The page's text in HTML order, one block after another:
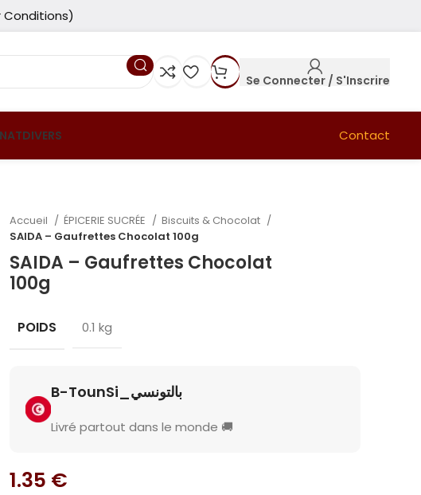
Conditions)
Se Connecter / S'Inscrire
DIVERS Contact
Accueil ÉPICERIE SUCRÉE
Biscuits & Chocolat
SAIDA – Gaufrettes Chocolat 100g
SAIDA – Gaufrettes Chocolat
100g
POIDS 0.1 kg
B-TounSi_بالتونسي
Livré partout dans le monde 🚚
1.35 €